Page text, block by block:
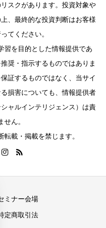
スクがあります。投資対象や
、最終的な投資判断はお客様
てください。
習を目的とした情報提供であ
奨・指示するものではありま
証するものではなく、当サイ
損害についても、情報提供者
ャルインテリジェンス）は責
せん。
載・掲載を禁じます。
ミナー会場
定商取引法